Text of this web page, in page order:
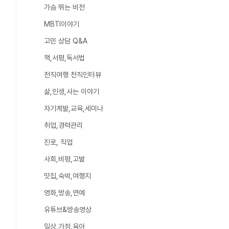
가슴 뛰는 비전
MBTI이야기
고민 상담 Q&A
책,서평,독서법
천직여행 천직인터뷰
삶,인생,사는 이야기
자기계발,교육,세미나
취업,경력관리
진로, 직업
사회,비평,고발
맛집,숙박,여행지
영화,방송,연예
유튜브&방송영상
일상,가정,육아